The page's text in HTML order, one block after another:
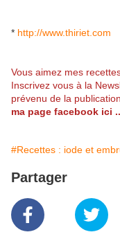
* http://www.thiriet.com
Vous aimez mes
Inscrivez vous à la
prévenu de la
ma page facebook ici
#Recettes : iode et
Partager